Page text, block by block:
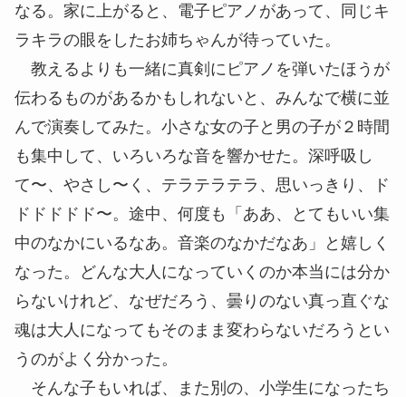
なる。家に上がると、電子ピアノがあって、同じキ
ラキラの眼をしたお姉ちゃんが待っていた。
教えるよりも一緒に真剣にピアノを弾いたほうが
伝わるものがあるかもしれないと、みんなで横に並
んで演奏してみた。小さな女の子と男の子が２時間
も集中して、いろいろな音を響かせた。深呼吸し
て〜、やさし〜く、テラテラテラ、思いっきり、ド
ドドドドド〜。途中、何度も「ああ、とてもいい集
中のなかにいるなあ。音楽のなかだなあ」と嬉しく
なった。どんな大人になっていくのか本当には分か
らないけれど、なぜだろう、曇りのない真っ直ぐな
魂は大人になってもそのまま変わらないだろうとい
うのがよく分かった。
そんな子もいれば、また別の、小学生になったち